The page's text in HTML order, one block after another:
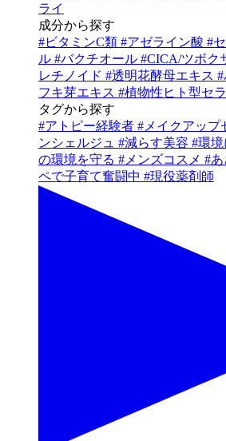
ライ
成分から探す
#ビタミンC類 #アゼライン酸 #
ル #バクチオール #CICA/ツボク
レチノイド #透明花酵母エキス #
フキ芽エキス #植物性ヒト型セ
タグから探す
#アトピー経験者 # メイクアップ
ンシェルジュ #減らす美容 #環境
の環境を守る # メンズコスメ #
ペで子育て奮闘中 #現役薬剤師